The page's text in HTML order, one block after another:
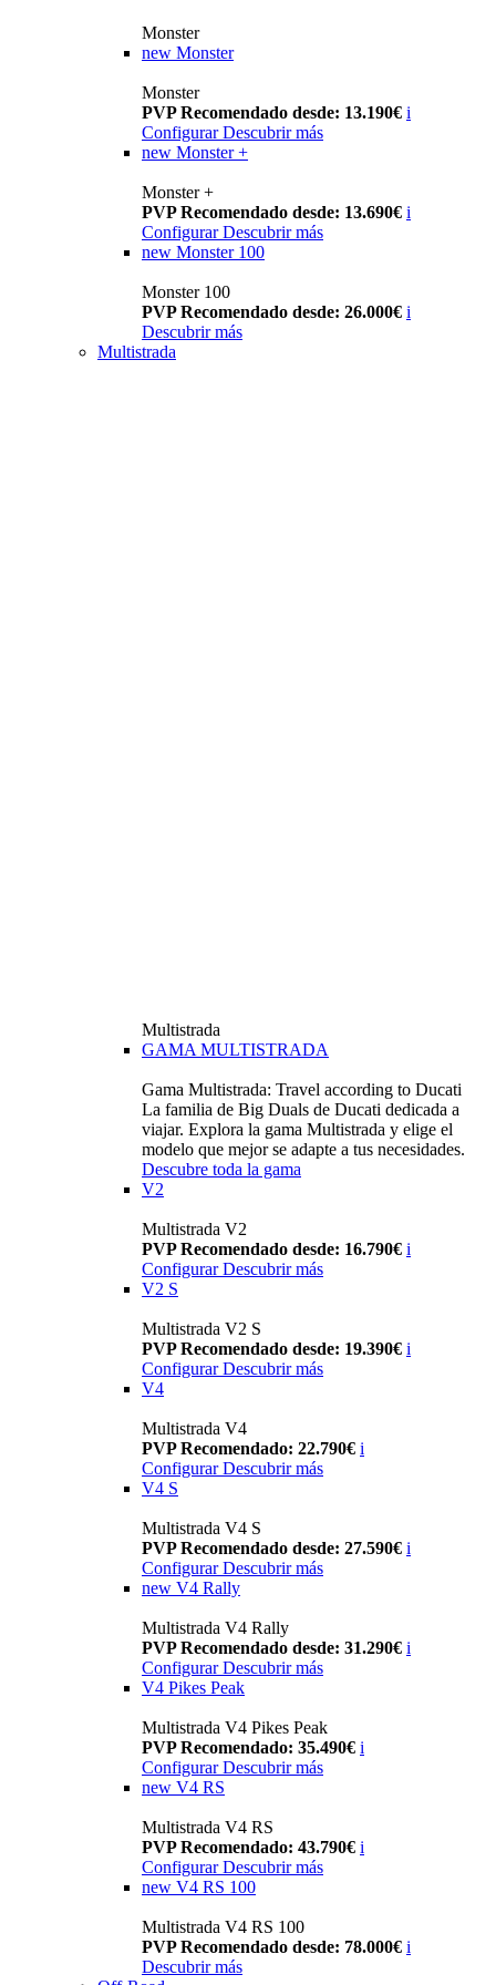
Monster
new Monster
Monster
PVP Recomendado desde: 13.190€ i
Configurar Descubrir más
new Monster +
Monster +
PVP Recomendado desde: 13.690€ i
Configurar Descubrir más
new Monster 100
Monster 100
PVP Recomendado desde: 26.000€ i
Descubrir más
Multistrada
Multistrada
GAMA MULTISTRADA
Gama Multistrada: Travel according to Ducati
La familia de Big Duals de Ducati dedicada a
viajar. Explora la gama Multistrada y elige el
modelo que mejor se adapte a tus necesidades.
Descubre toda la gama
V2
Multistrada V2
PVP Recomendado desde: 16.790€ i
Configurar Descubrir más
V2 S
Multistrada V2 S
PVP Recomendado desde: 19.390€ i
Configurar Descubrir más
V4
Multistrada V4
PVP Recomendado: 22.790€ i
Configurar Descubrir más
V4 S
Multistrada V4 S
PVP Recomendado desde: 27.590€ i
Configurar Descubrir más
new V4 Rally
Multistrada V4 Rally
PVP Recomendado desde: 31.290€ i
Configurar Descubrir más
V4 Pikes Peak
Multistrada V4 Pikes Peak
PVP Recomendado: 35.490€ i
Configurar Descubrir más
new V4 RS
Multistrada V4 RS
PVP Recomendado: 43.790€ i
ConfigurarDescubrir más
new V4 RS 100
Multistrada V4 RS 100
PVP Recomendado desde: 78.000€ i
Descubrir más